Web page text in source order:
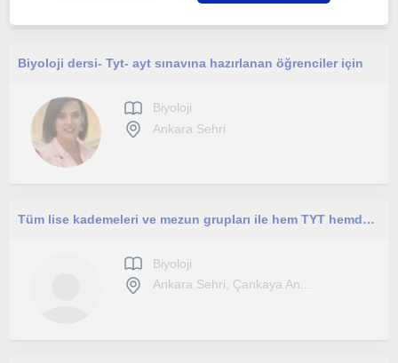
Biyoloji dersi- Tyt- ayt sınavına hazırlanan öğrenciler için
Biyoloji
Ankara Sehri
Tüm lise kademeleri ve mezun grupları ile hem TYT hemde AYT BİYOLOJİ kendi dökümanlarım ile ilerleriz.
Biyoloji
Ankara Sehri, Çankaya An...